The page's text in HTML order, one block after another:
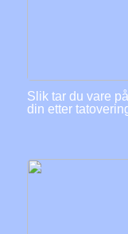
Slik tar du vare
din etter